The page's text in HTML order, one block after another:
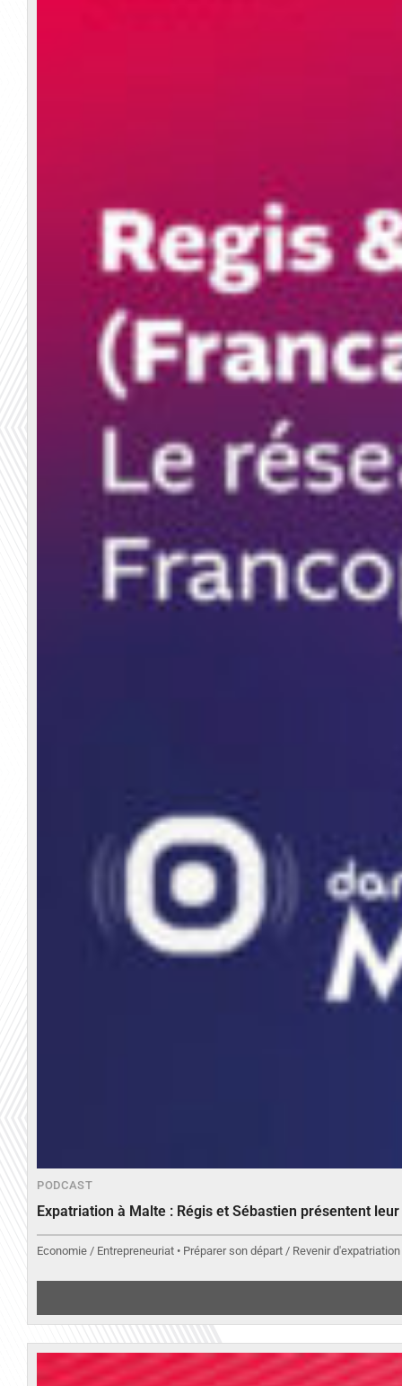
PODCAST
Expatriation à Malte : Régis et Sébastien présentent
Economie / Entrepreneuriat • Préparer son départ / Revenir d'expatriation